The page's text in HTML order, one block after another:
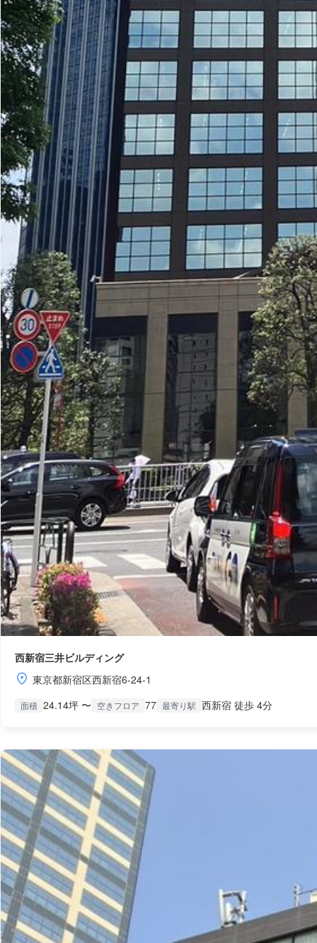
西新宿三井ビルディング
東京都新宿区西新宿6-24-1
面積 24.14坪 〜 空きフロア 77 最寄り駅 西新宿 徒歩 4分